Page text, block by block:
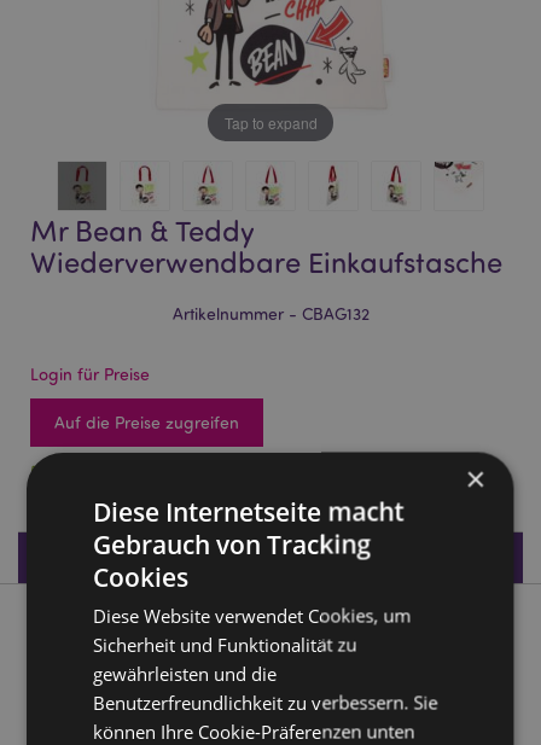
Tap to expand
Mr Bean & Teddy
Wiederverwendbare Einkaufstasche
Artikelnummer - CBAG132
Login für Preise
Auf die Preise zugreifen
545 auf Lager
Produktdaten
Produktbeschreibung
Mr Bean & Teddy Wiederverwendbare Einkaufstasche
Material: 20% Baumwolle, 80% Polyester
×
Diese Internetseite macht
Gebrauch von Tracking
Cookies
Diese Website verwendet Cookies, um
Sicherheit und Funktionalität zu
gewährleisten und die
Benutzerfreundlichkeit zu verbessern. Sie
können Ihre Cookie-Präferenzen unten